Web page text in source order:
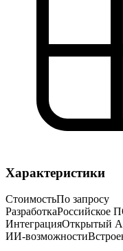
Характеристики
СтоимостьПо запросу
РазработкаРоссийское
ИнтеграцияОткрытый
ИИ-возможности